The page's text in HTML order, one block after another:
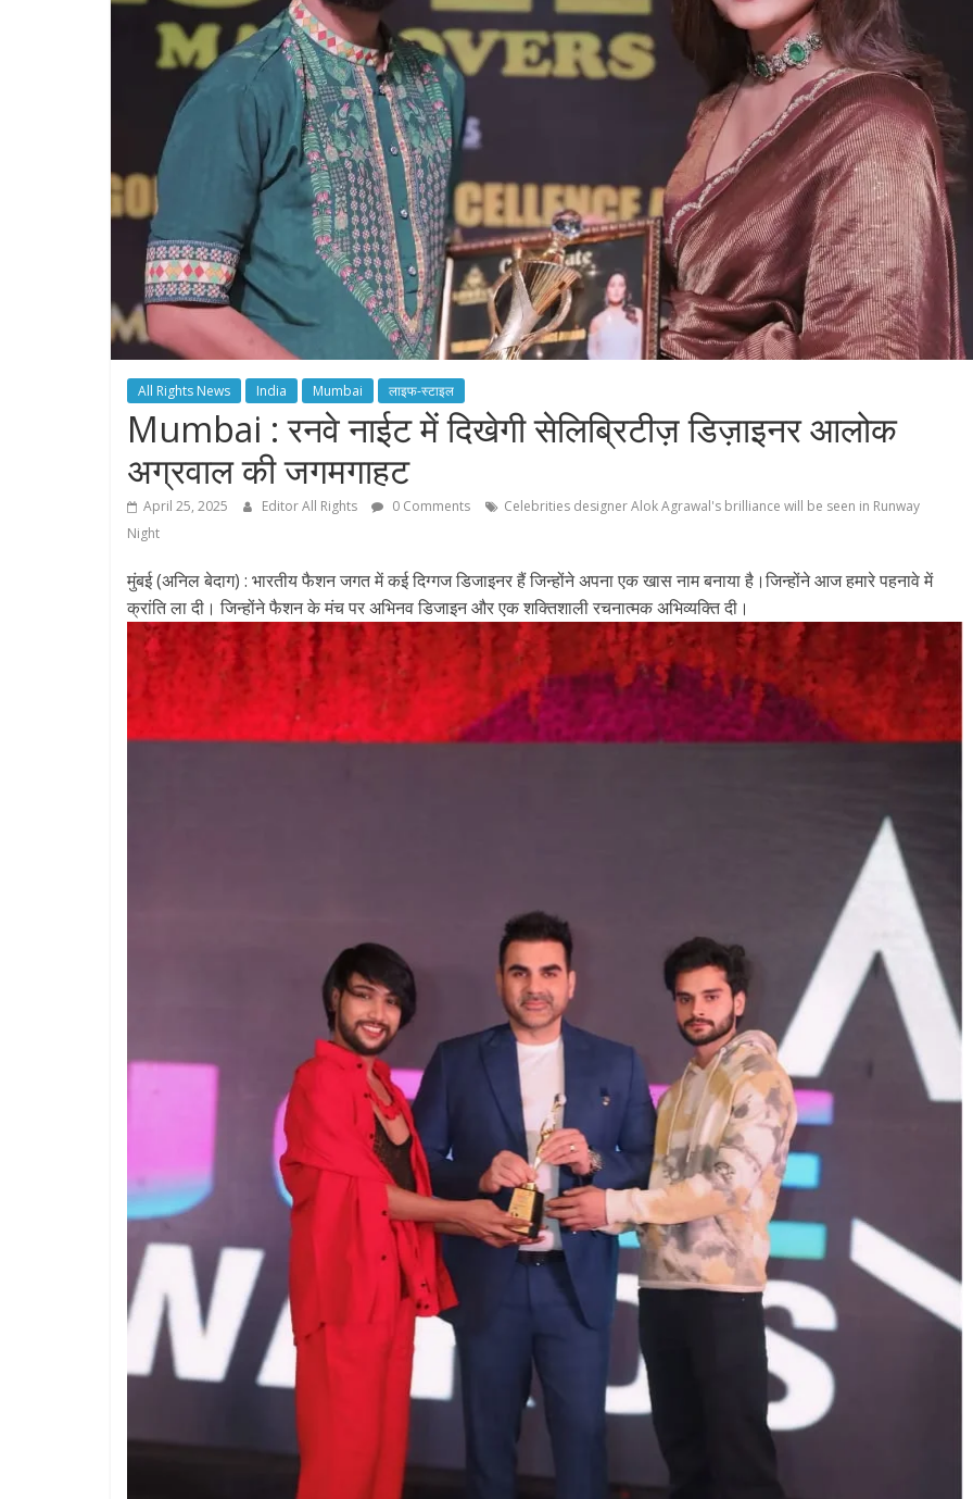
All Rights News India Mumbai लाइफ-स्टाइल
Mumbai : रनवे नाईट में दिखेगी सेलिब्रिटीज़ डिज़ाइनर आलोक
अग्रवाल की जगमगाहट
April 25, 2025 Editor All Rights 0 Comments
Celebrities designer Alok Agrawal's brilliance will be seen in Runway
Night
मुंबई (अनिल बेदाग) : भारतीय फैशन जगत में कई दिग्गज डिजाइनर हैं जिन्होंने अपना एक खास नाम बनाया है।जिन्होंने आज हमारे पहनावे में
क्रांति ला दी। जिन्होंने फैशन के मंच पर अभिनव डिजाइन और एक शक्तिशाली रचनात्मक अभिव्यक्ति दी।
All Rights News Bareilly
राजनीति हॉट राजनीतिक
प्रथम आगमन पर नवनियुक्त प्रदेश